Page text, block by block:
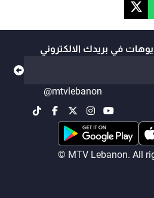
في بريدك الالكتروني
@mtvlebanon
© MTV Lebanon. All